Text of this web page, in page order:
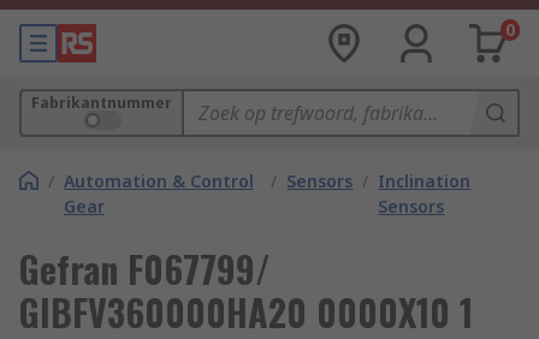
0
Fabrikantnummer
/ Automation & Control
Gear
/ Sensors / Inclination
Sensors
Gefran F067799/
GIBFV360000HA20 0000X10 1